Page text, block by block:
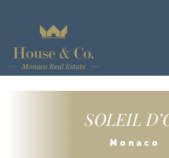
SOLEIL
Monaco